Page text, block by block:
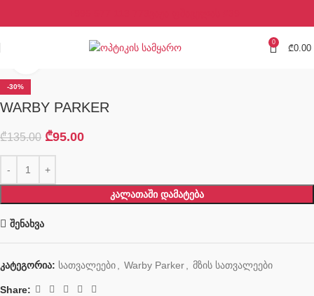
0
₾0.00
-30%
WARBY PARKER
₾135.00 ₾95.00
ᲙᲐᲚᲐᲗᲐᲨᲘ ᲓᲐᲛᲐᲢᲔᲑᲐ
შენახვა
კატეგორია: სათვალეები, Warby Parker, მზის სათვალეები
Share: